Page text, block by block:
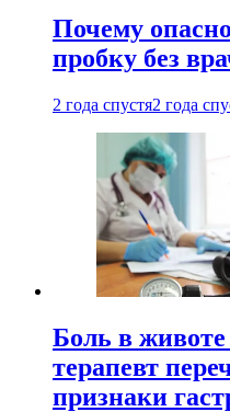
Почему
пробку без
2 года спустя2 года
Боль в
терапевт
признаки